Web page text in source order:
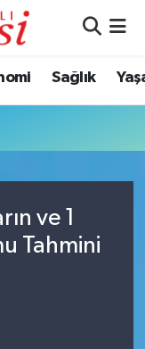
Sağlık
ve 1
Tahmini